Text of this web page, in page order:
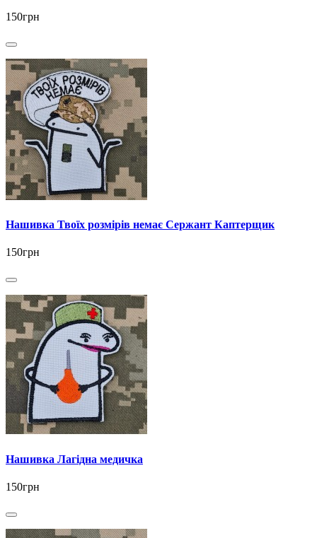
150грн
Нашивка Твоїх розмірів немає Сержант Каптерщик
150грн
Нашивка Лагідна медичка
150грн